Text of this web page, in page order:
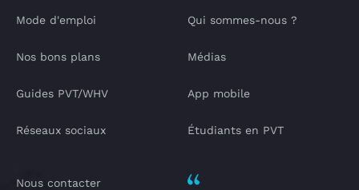
Mode d'emploi
Nos bons plans
Guides PVT/WHV
Réseaux sociaux
Qui sommes-nous ?
Médias
App mobile
Étudiants en PVT
Nous contacter